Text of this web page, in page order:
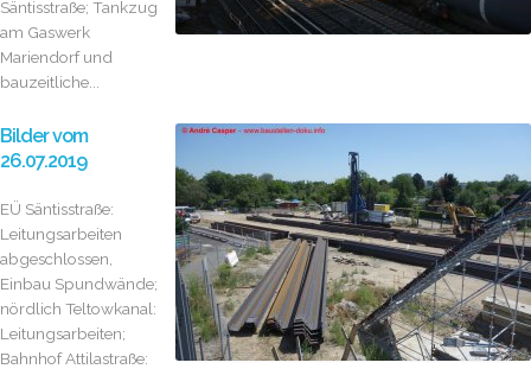
Säntisstraße; Tankzug
am Gaswerk
Mariendorf und
bauzeitliche...
Bilder vom
26.07.2019
EÜ Säntisstraße:
Leitungsarbeiten
abgeschlossen,
Einbau Spundwände;
nördlich Teltowkanal:
Leitungsarbeiten;
Bahnhof Attilastraße: